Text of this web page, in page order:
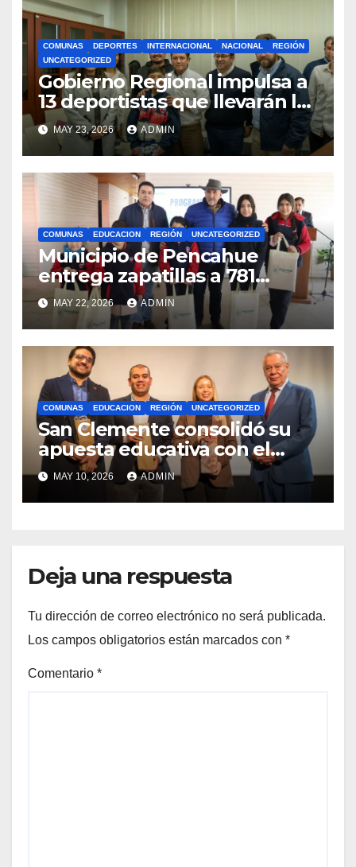
COMUNAS DEPORTES INTERNACIONAL NACIONAL
REGIÓN
UNCATEGORIZED
Gobierno Regional impulsa a
13 deportistas que llevarán la
bandera maulina a
competencias
internacionales
MAY 23, 2026 ADMIN
COMUNAS EDUCACION REGIÓN UNCATEGORIZED
Municipio de Pencahue
entrega zapatillas a 781
estudiantes con recursos del
Royalty Minero
MAY 22, 2026 ADMIN
COMUNAS EDUCACION REGIÓN UNCATEGORIZED
San Clemente consolidó su
apuesta educativa con el
lanzamiento del
Preuniversitario Brotes 2026
MAY 10, 2026 ADMIN
Deja una respuesta
Tu dirección de correo electrónico no será publicada.
Los campos obligatorios están marcados con *
Comentario *